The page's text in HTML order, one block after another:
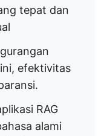
tepat dan
efektivitas
RAG
alami